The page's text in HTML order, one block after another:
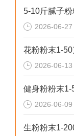
2026-06-27
2026-06-13
2026-06-09